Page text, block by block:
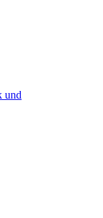
und